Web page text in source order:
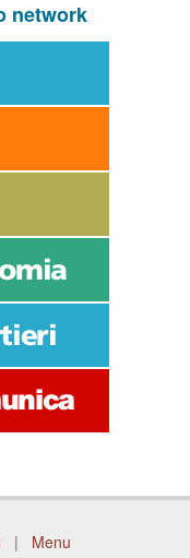
network
| Menu